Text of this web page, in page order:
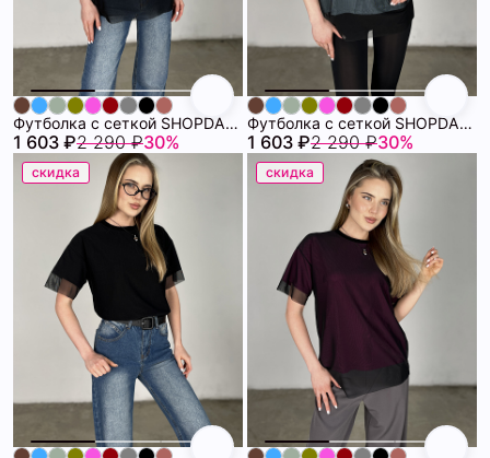
Футболка с сеткой SHOPDAANNA 72459678\323
1 603 ₽2 290 ₽30%
Футболка с сеткой SHOPDAANNA 72459678\20
1 603 ₽2 290 ₽30%
скидка скидка